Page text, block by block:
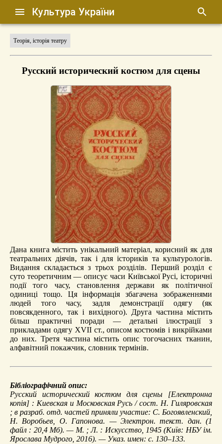
Культура України
Теорія, історія театру
Русский исторический костюм для сцены
Дана книга містить унікальний матеріал, корисний як для
театральних діячів, так і для істориків та культурологів.
Видання складається з трьох розділів. Перший розділ є
суто теоретичним — описує часи Київської Русі, історичні
події того часу, становлення держави як політичної
одиниці тощо. Ця інформація збагачена зображеннями
людей того часу, задля демонстрації одягу (як
повсякденного, так і вихідного). Друга частина містить
більш практичні поради — детальні ілюстрації з
прикладами одягу XVII ст., описом костюмів і викрійками
до них. Третя частина містить опис тогочасних тканин,
алфавітний покажчик, словник термінів.
Бібліографічний опис:
Русский исторический костюм для сцены [Електронна
копія] : Киевская и Московская Русь / сост. Н. Гиляровская
; в разраб. отд. частей приняли участие: С. Богоявленский,
Н. Воробьев, О. Гапонова. — Электрон. текст. дан. (1
файл : 20,4 Мб). — М. ; Л. : Искусство, 1945 (Київ: НБУ ім.
Ярослава Мудрого, 2016). — Указ. имен: с. 130–133.